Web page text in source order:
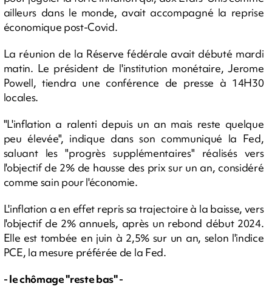
ailleurs dans le monde, avait accompagné la reprise
économique post-Covid.
La réunion de la Réserve fédérale avait débuté mardi
matin. Le président de l'institution monétaire, Jerome
Powell, tiendra une conférence de presse à 14H30
locales.
"L'inflation a ralenti depuis un an mais reste quelque
peu élevée", indique dans son communiqué la Fed,
saluant les "progrès supplémentaires" réalisés vers
l'objectif de 2% de hausse des prix sur un an, considéré
comme sain pour l'économie.
L'inflation a en effet repris sa trajectoire à la baisse, vers
l'objectif de 2% annuels, après un rebond début 2024.
Elle est tombée en juin à 2,5% sur un an, selon l'indice
PCE, la mesure préférée de la Fed.
- le chômage "reste bas" -